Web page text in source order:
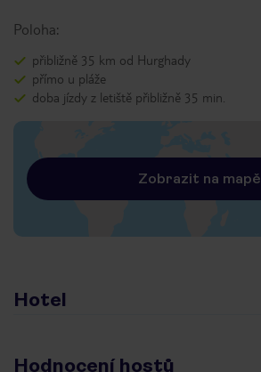
Poloha:
přibližně 35 km od Hurghady
přímo u pláže
doba jízdy z letiště přibližně 35 min.
Zobrazit na mapě
Hotel
Hodnocení hostů